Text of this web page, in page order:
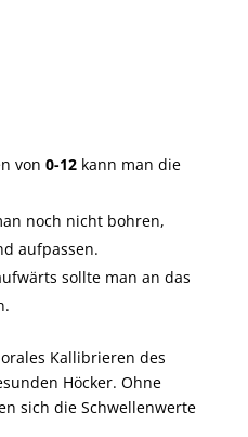
von 0-12kann man die
noch nicht bohren,
aufpassen.
sollte man an das
Kallibrieren des
Höcker. Ohne
sich die Schwellenwerte